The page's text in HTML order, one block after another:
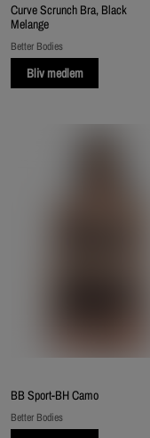
Curve Scrunch Bra, Black
Melange
Better Bodies
Bliv medlem
BB Sport-BH Camo
Better Bodies